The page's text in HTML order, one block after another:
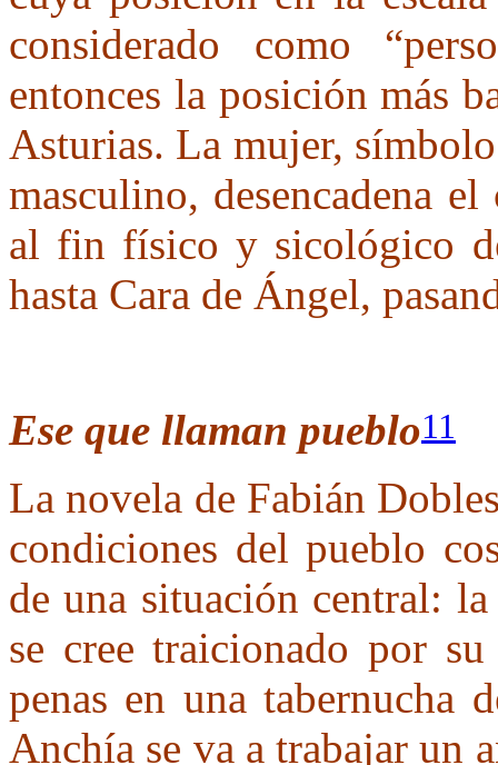
considerado como
entonces la posición más
Asturias. La mujer,
masculino, desencadena
al fin físico y sicológico
hasta Cara de Ángel,
Ese que llaman pueblo11
La novela de Fabián
condiciones del pueblo
de una situación central:
se cree traicionado por
penas en una tabernucha
Anchía se va a trabajar un